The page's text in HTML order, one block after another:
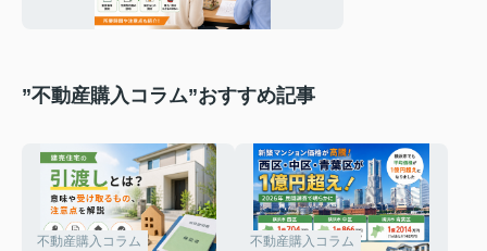
”不動産購入コラム”おすすめ記事
不動産購入コラム 不動産購入コラム